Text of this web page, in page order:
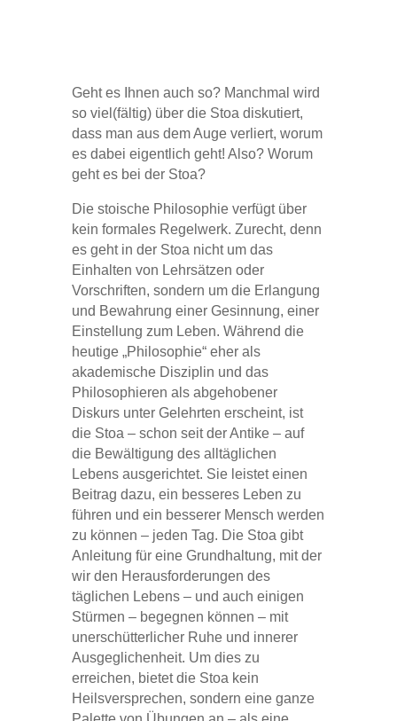
Geht es Ihnen auch so? Manchmal wird
so viel(fältig) über die Stoa diskutiert,
dass man aus dem Auge verliert, worum
es dabei eigentlich geht! Also? Worum
geht es bei der Stoa?
Die stoische Philosophie verfügt über
kein formales Regelwerk. Zurecht, denn
es geht in der Stoa nicht um das
Einhalten von Lehrsätzen oder
Vorschriften, sondern um die Erlangung
und Bewahrung einer Gesinnung, einer
Einstellung zum Leben. Während die
heutige „Philosophie“ eher als
akademische Disziplin und das
Philosophieren als abgehobener
Diskurs unter Gelehrten erscheint, ist
die Stoa – schon seit der Antike – auf
die Bewältigung des alltäglichen
Lebens ausgerichtet. Sie leistet einen
Beitrag dazu, ein besseres Leben zu
führen und ein besserer Mensch werden
zu können – jeden Tag. Die Stoa gibt
Anleitung für eine Grundhaltung, mit der
wir den Herausforderungen des
täglichen Lebens – und auch einigen
Stürmen – begegnen können – mit
unerschütterlicher Ruhe und innerer
Ausgeglichenheit. Um dies zu
erreichen, bietet die Stoa kein
Heilsversprechen, sondern eine ganze